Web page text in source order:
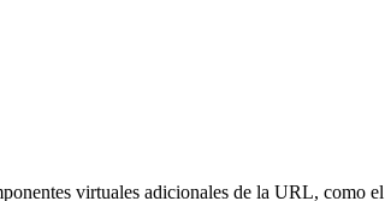
virtuales adicionales de la URL, como